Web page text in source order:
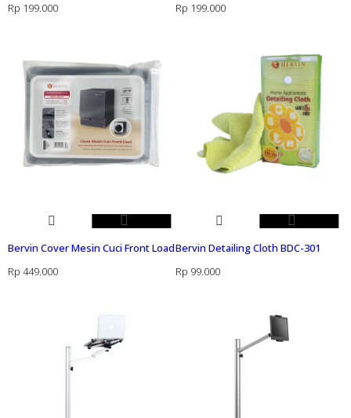
Rp 199.000
Rp 199.000
Bervin Cover Mesin Cuci Front Load
Rp 449.000
Bervin Detailing Cloth BDC-301
Rp 99.000